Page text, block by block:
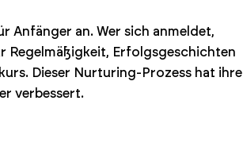
Anfänger an. Wer sich anmeldet,
Regelmäßigkeit, Erfolgsgeschichten
Dieser Nurturing-Prozess hat ihre
verbessert.